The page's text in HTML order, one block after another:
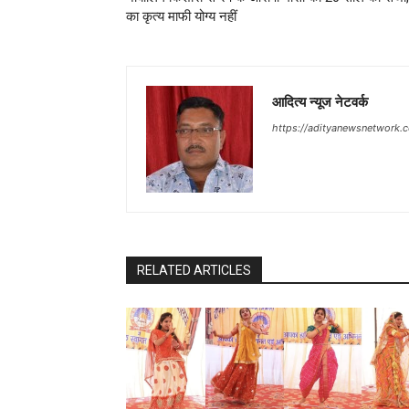
का कृत्य माफी योग्य नहीं
आदित्य न्यूज नेटवर्क
https://
RELATED ARTICLES